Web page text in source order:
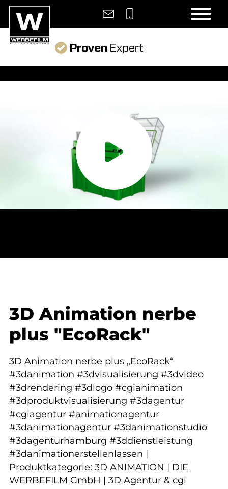
3D Animation nerbe
plus "EcoRack"
3D Animation nerbe plus „EcoRack“
#3danimation #3dvisualisierung #3dvideo
#3drendering #3dlogo #cgianimation
#3dproduktvisualisierung #3dagentur
#cgiagentur #animationagentur
#3danimationagentur #3danimationstudio
#3dagenturhamburg #3ddienstleistung
#3danimationerstellenlassen |
Produktkategorie: 3D ANIMATION | DIE
WERBEFILM GmbH | 3D Agentur & cgi